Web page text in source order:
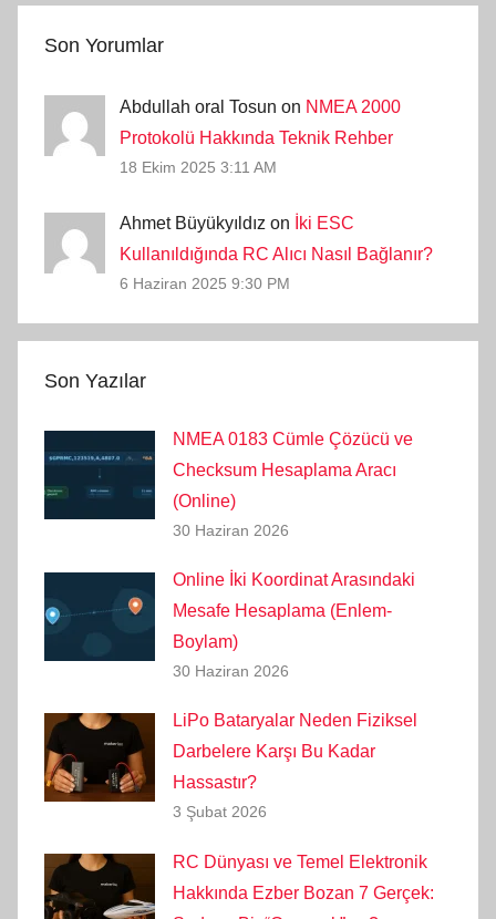
Son Yorumlar
Abdullah oral Tosun on NMEA 2000
Protokolü Hakkında Teknik Rehber
18 Ekim 2025 3:11 AM
Ahmet Büyükyıldız on
İki ESC
Kullanıldığında RC Alıcı Nasıl Bağlanır?
6 Haziran 2025 9:30 PM
Son Yazılar
NMEA 0183 Cümle Çözücü ve
Checksum Hesaplama Aracı
(Online)
30 Haziran 2026
Online İki Koordinat Arasındaki
Mesafe Hesaplama (Enlem-
Boylam)
30 Haziran 2026
LiPo Bataryalar Neden Fiziksel
Darbelere Karşı Bu Kadar
Hassastır?
3 Şubat 2026
RC Dünyası ve Temel Elektronik
Hakkında Ezber Bozan 7 Gerçek: